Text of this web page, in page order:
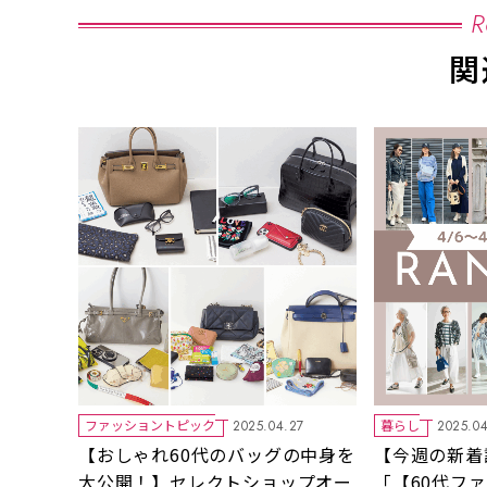
ファッショントピック 2025.04.27
【おしゃれ60代のバッグの中身を
暮らし
【今週の新